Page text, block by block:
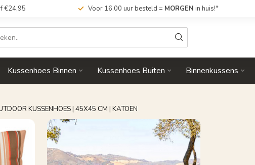
€24,95 Voor 16.00 uur besteld = MORGEN in huis!*
Kussenhoes Binnen Kussenhoes Buiten Binnenkussens
KUSSENHOES | 45X45 CM | KATOEN